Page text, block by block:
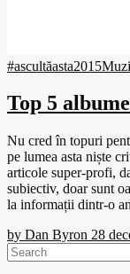
#ascultăasta2015
Top 5
Nu cred în topuri
pe lumea asta niște
articole super-profi,
subiectiv, doar sunt
la informații dintr-o
by Dan Byron 28
Search
for: